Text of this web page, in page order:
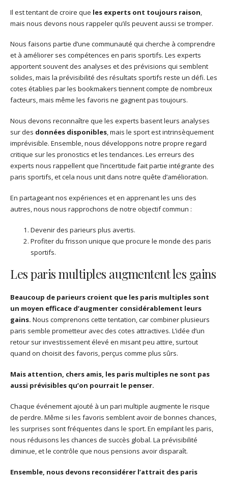
Il est tentant de croire que les experts ont toujours raison,
mais nous devons nous rappeler qu’ils peuvent aussi se tromper.
Nous faisons partie d’une communauté qui cherche à comprendre
et à améliorer ses compétences en paris sportifs. Les experts
apportent souvent des analyses et des prévisions qui semblent
solides, mais la prévisibilité des résultats sportifs reste un défi. Les
cotes établies par les bookmakers tiennent compte de nombreux
facteurs, mais même les favoris ne gagnent pas toujours.
Nous devons reconnaître que les experts basent leurs analyses
sur des données disponibles, mais le sport est intrinsèquement
imprévisible. Ensemble, nous développons notre propre regard
critique sur les pronostics et les tendances. Les erreurs des
experts nous rappellent que l’incertitude fait partie intégrante des
paris sportifs, et cela nous unit dans notre quête d’amélioration.
En partageant nos expériences et en apprenant les uns des
autres, nous nous rapprochons de notre objectif commun :
Devenir des parieurs plus avertis.
Profiter du frisson unique que procure le monde des paris
sportifs.
Les paris multiples augmentent les gains
Beaucoup de parieurs croient que les paris multiples sont
un moyen efficace d’augmenter considérablement leurs
gains. Nous comprenons cette tentation, car combiner plusieurs
paris semble prometteur avec des cotes attractives. L’idée d’un
retour sur investissement élevé en misant peu attire, surtout
quand on choisit des favoris, perçus comme plus sûrs.
Mais attention, chers amis, les paris multiples ne sont pas
aussi prévisibles qu’on pourrait le penser.
Chaque événement ajouté à un pari multiple augmente le risque
de perdre. Même si les favoris semblent avoir de bonnes chances,
les surprises sont fréquentes dans le sport. En empilant les paris,
nous réduisons les chances de succès global. La prévisibilité
diminue, et le contrôle que nous pensions avoir disparaît.
Ensemble, nous devons reconsidérer l’attrait des paris